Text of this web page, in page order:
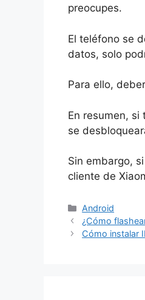
preocupes.
El teléfono se
datos, solo
Para ello,
En resumen,
se
Sin embargo,
cliente de
Categorías
Android
¿Cómo
Cómo instalar